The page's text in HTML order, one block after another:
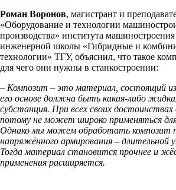
Роман Воронов, магистрант и
«Оборудование и технологии
производства» института
инженерной школы «Гибридные и
технологии» ТГУ, объяснил, что такое
для чего они нужны в станкостроении:
– Композит – это материал, состоящий из
его основе должна быть какая-либо
субстанция. При всех своих достоинствах
потому не может широко применяться для
Однако мы можем обработать композит
напряжённого армирования – длительной
Тогда материал становится прочнее и
применения расширяется.